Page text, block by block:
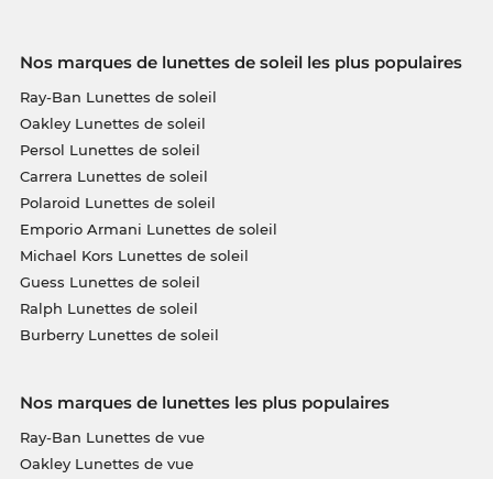
Nos marques de lunettes de soleil les plus populaires
Ray-Ban Lunettes de soleil
Oakley Lunettes de soleil
Persol Lunettes de soleil
Carrera Lunettes de soleil
Polaroid Lunettes de soleil
Emporio Armani Lunettes de soleil
Michael Kors Lunettes de soleil
Guess Lunettes de soleil
Ralph Lunettes de soleil
Burberry Lunettes de soleil
Nos marques de lunettes les plus populaires
Ray-Ban Lunettes de vue
Oakley Lunettes de vue